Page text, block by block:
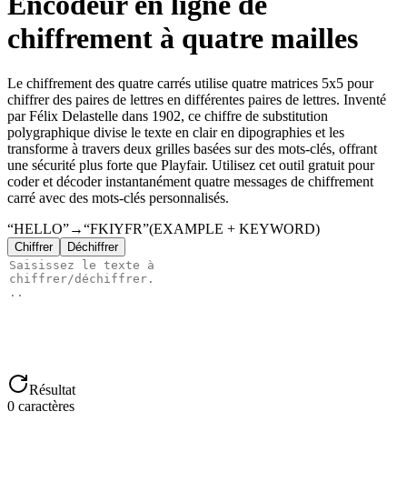
chiffrement à quatre mailles
Le chiffrement des quatre carrés utilise quatre matrices 5x5 pour
chiffrer des paires de lettres en différentes paires de lettres. Inventé
par Félix Delastelle dans 1902, ce chiffre de substitution
polygraphique divise le texte en clair en dipographies et les
transforme à travers deux grilles basées sur des mots-clés, offrant
une sécurité plus forte que Playfair. Utilisez cet outil gratuit pour
coder et décoder instantanément quatre messages de chiffrement
carré avec des mots-clés personnalisés.
“HELLO”→“FKIYFR”(EXAMPLE + KEYWORD)
Chiffrer Déchiffrer
Résultat
0 caractères